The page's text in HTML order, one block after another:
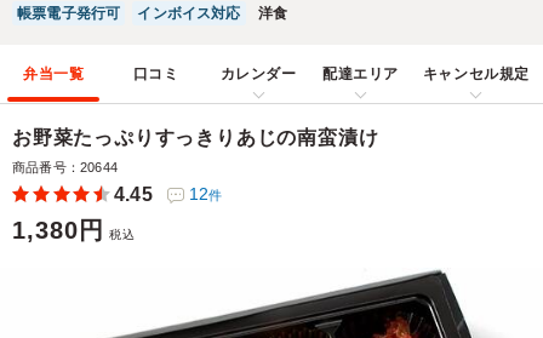
帳票電子発行可
インボイス対応 洋食
弁当一覧 口コミ カレンダー 配達エリア キャンセル規定
お野菜たっぷりすっきりあじの南蛮漬け
商品番号：20644
4.45 12件
1,380円 税込